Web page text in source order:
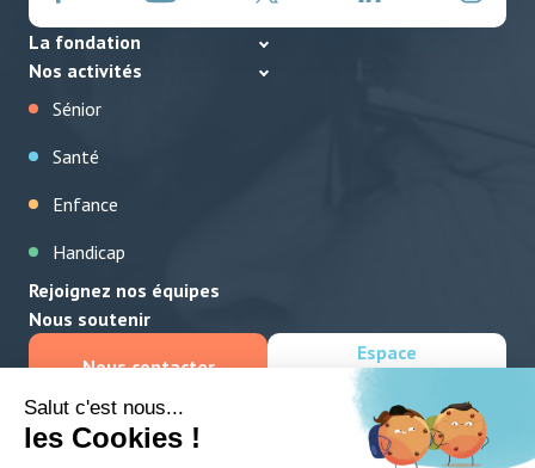
La fondation
Nos activités
Sénior
Santé
Enfance
Handicap
Rejoignez nos équipes
Nous soutenir
Nous contacter
Espace
collaborateurs